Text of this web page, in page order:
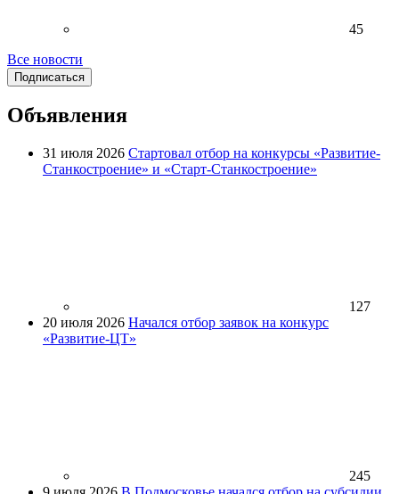
45
Все новости
Подписаться
Объявления
31 июля 2026 Стартовал отбор на конкурсы «Развитие-
Станкостроение» и «Старт-Станкостроение»
127
20 июля 2026 Начался отбор заявок на конкурс
«Развитие-ЦТ»
245